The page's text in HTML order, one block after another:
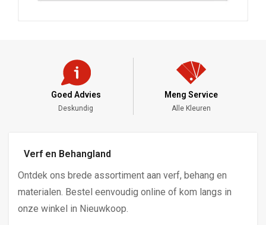
Goed Advies
Deskundig
Meng Service
Alle Kleuren
Verf en Behangland
Ontdek ons brede assortiment aan verf, behang en
materialen. Bestel eenvoudig online of kom langs in
onze winkel in Nieuwkoop.